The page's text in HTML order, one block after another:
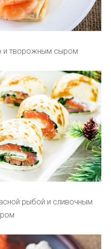
и творожным сыром
рыбой и сливочным